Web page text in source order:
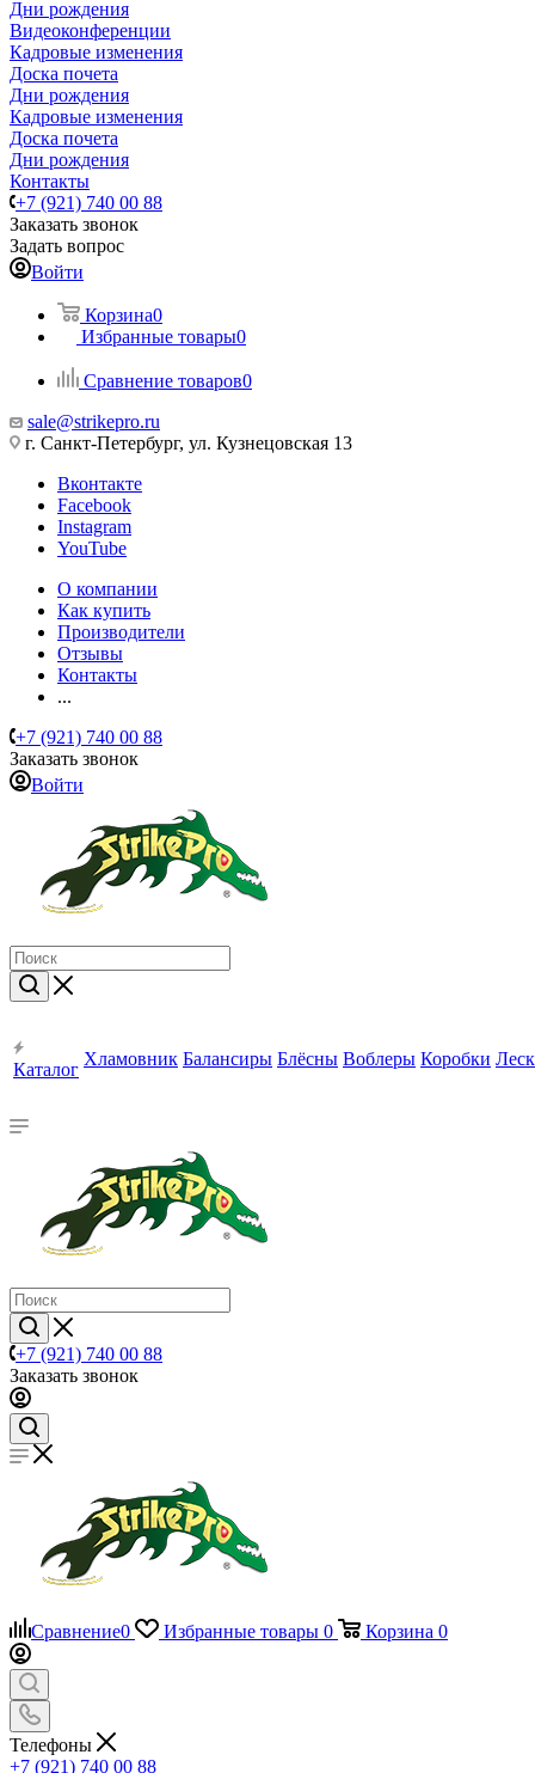
Дни рождения
Видеоконференции
Кадровые изменения
Доска почета
Дни рождения
Кадровые изменения
Доска почета
Дни рождения
Контакты
+7 (921) 740 00 88
Заказать звонок
Задать вопрос
Войти
Корзина0
Избранные товары0
Сравнение товаров0
sale@strikepro.ru
г. Санкт-Петербург, ул. Кузнецовская 13
Вконтакте
Facebook
Instagram
YouTube
О компании
Как купить
Производители
Отзывы
Контакты
...
+7 (921) 740 00 88
Заказать звонок
Войти
Каталог
Хламовник Балансиры Блёсны Воблеры Коробки
+7 (921) 740 00 88
Заказать звонок
Сравнение0 Избранные товары 0 Корзина 0
Телефоны
+7 (921) 740 00 88